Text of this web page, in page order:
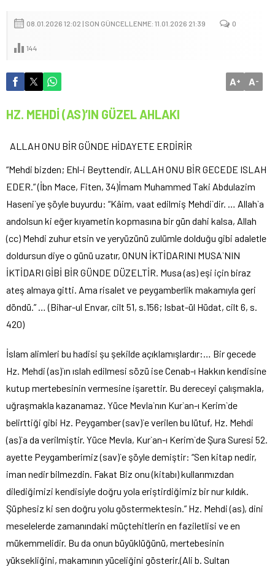
08.01.2026 12:02 | SON GÜNCELLENME: 11.01.2026 21:39 0
144
A+ A-
HZ. MEHDİ (AS)’IN GÜZEL AHLAKI
ALLAH ONU BİR GÜNDE HİDAYETE ERDİRİR
“Mehdi bizden; Ehl-i Beyttendir, ALLAH ONU BİR GECEDE ISLAH
EDER.” (İbn Mace, Fiten, 34)İmam Muhammed Taki Abdulazim
Haseni`ye şöyle buyurdu: “Kâim, vaat edilmiş Mehdi`dir. … Allah`a
andolsun ki eğer kıyametin kopmasına bir gün dahi kalsa, Allah
(cc) Mehdi zuhur etsin ve yeryüzünü zulümle dolduğu gibi adaletle
doldursun diye o günü uzatır, ONUN İKTİDARINI MUSA`NIN
İKTİDARI GİBİ BİR GÜNDE DÜZELTİR. Musa (as) eşi için biraz
ateş almaya gitti. Ama risalet ve peygamberlik makamıyla geri
döndü.” … (Bihar-ul Envar, cilt 51, s.156; Isbat-ül Hüdat, cilt 6, s.
420)
İslam alimleri bu hadisi şu şekilde açıklamışlardır:… Bir gecede
Hz. Mehdi (as)`ın ıslah edilmesi sözü ise Cenab-ı Hakkın kendisine
kutup mertebesinin vermesine işarettir. Bu dereceyi çalışmakla,
uğraşmakla kazanamaz. Yüce Mevla`nın Kur`an-ı Kerim`de
belirttiği gibi Hz. Peygamber (sav)`e verilen bu lütuf, Hz. Mehdi
(as)`a da verilmiştir. Yüce Mevla, Kur`an-ı Kerim`de Şura Suresi 52.
ayette Peygamberimiz (sav)`e şöyle demiştir: “Sen kitap nedir,
iman nedir bilmezdin. Fakat Biz onu (kitabı) kullarımızdan
dilediğimizi kendisiyle doğru yola eriştirdiğimiz bir nur kıldık.
Şüphesiz ki sen doğru yolu göstermektesin.” Hz. Mehdi (as), dini
meselelerde zamanındaki müçtehitlerin en faziletlisi ve en
mükemmelidir. Bu da onun büyüklüğünü, mertebesinin
yüksekliğini, makamının yüceliğini gösterir.(Ali b. Sultan